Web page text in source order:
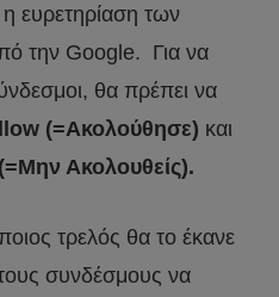
ευρετηρίαση των
την Google. Για να
θα πρέπει να
(=Ακολούθησε) και
Ακολουθείς).
τρελός θα το έκανε
συνδέσμους να